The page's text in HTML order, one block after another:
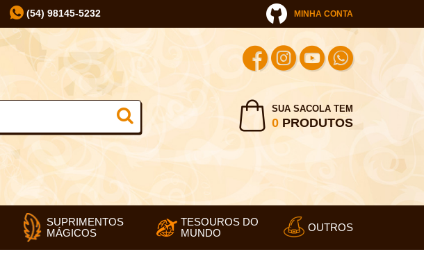
(54) 98145-5232 MINHA CONTA
SUA SACOLA TEM
0PRODUTOS
SUPRIMENTOS
MÁGICOS
TESOUROS DO
MUNDO
OUTROS